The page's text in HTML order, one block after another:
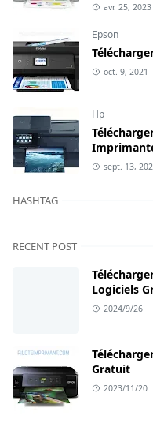
avr. 25, 2023
Epson
oct. 9, 2021
Hp
sept. 13,
HASHTAG
RECENT POST
Logiciels
2024/9/26
Gratuit
2023/11/20